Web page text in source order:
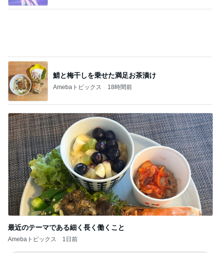
鯖と梅干しを乗せた満足お茶漬け
Amebaトピックス 18時間前
最近のテーマである細く長く働くこと
Amebaトピックス 1日前